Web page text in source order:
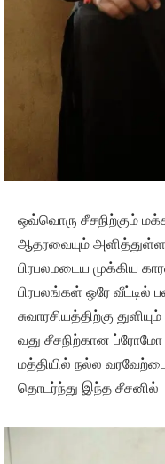
ஒவ்வொரு சீசநிற்கும்
ஆதரவையும்
பிரபலமடைய முக்கிய
பிரபலங்கள் ஒரே வீட்டில்
சுவாரசியத்திற்கு
வது சீசநிற்கான
மத்தியில் நல்ல
தொடர்ந்து இந்த சீசனில்